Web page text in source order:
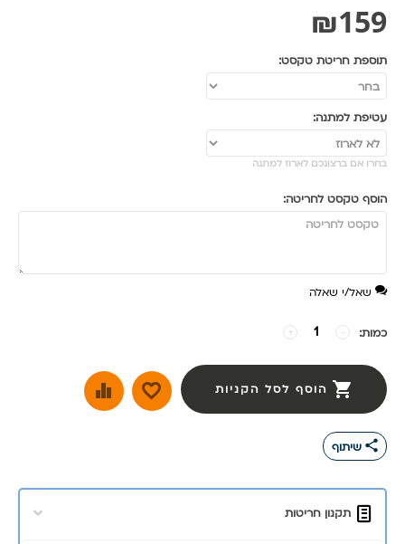
₪159
תוספת חריטת טקסט:
עטיפת למתנה:
בחרו אם ברצונכם לארוז למתנה
הוסף טקסט לחריטה:
שאל/י שאלה
כמות: + −
הוסף לסל הקניות
share שיתוף
תקנון חריטות